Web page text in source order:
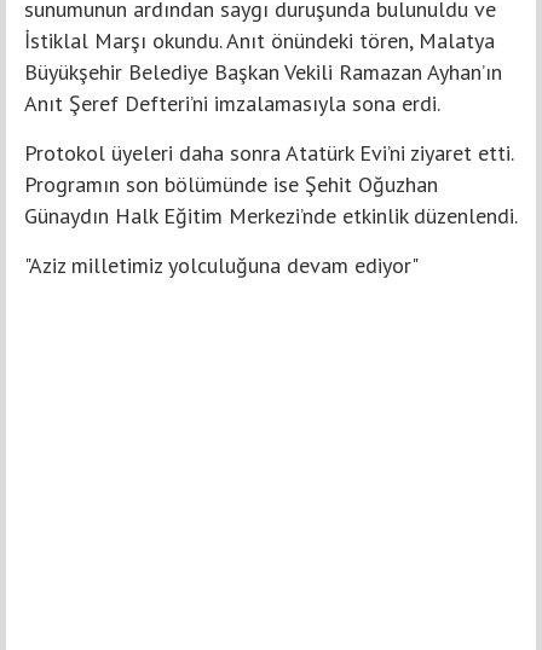
sunumunun ardından saygı duruşunda bulunuldu ve
İstiklal Marşı okundu. Anıt önündeki tören, Malatya
Büyükşehir Belediye Başkan Vekili Ramazan Ayhan’ın
Anıt Şeref Defteri’ni imzalamasıyla sona erdi.
Protokol üyeleri daha sonra Atatürk Evi’ni ziyaret etti.
Programın son bölümünde ise Şehit Oğuzhan
Günaydın Halk Eğitim Merkezi’nde etkinlik düzenlendi.
"Aziz milletimiz yolculuğuna devam ediyor"